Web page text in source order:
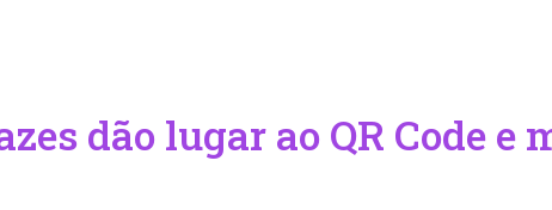
dão lugar ao QR Code e